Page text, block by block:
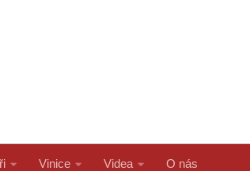
Vinice Videa O nás